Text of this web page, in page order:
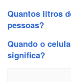
Quantos litros
pessoas?
Quando o
significa?